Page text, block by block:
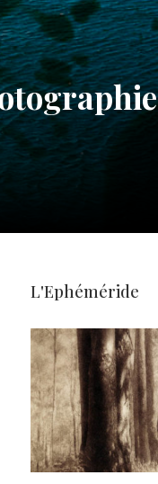
L'Ephéméride